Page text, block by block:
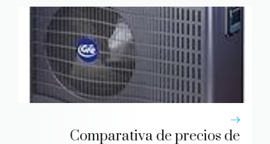
Comparativa de precios de